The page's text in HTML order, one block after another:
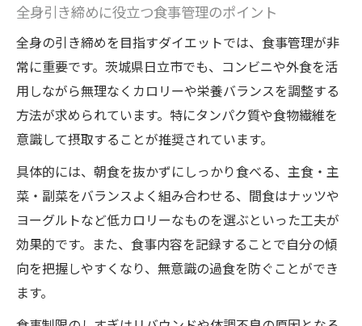
全身引き締めに役立つ食事管理のポイント
全身の引き締めを目指すダイエットでは、食事管理が非
常に重要です。茨城県日立市でも、コンビニや外食を活
用しながら無理なくカロリーや栄養バランスを調整する
方法が求められています。特にタンパク質や食物繊維を
意識して摂取することが推奨されています。
具体的には、朝食を抜かずにしっかり食べる、主食・主
菜・副菜をバランスよく組み合わせる、間食はナッツや
ヨーグルトなど低カロリーなものを選ぶといった工夫が
効果的です。また、食事内容を記録することで自分の傾
向を把握しやすくなり、無意識の過食を防ぐことができ
ます。